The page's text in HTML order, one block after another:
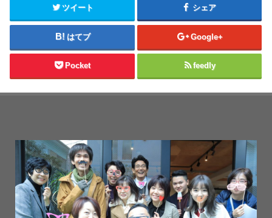
ツイート シェア
はてブ Google+
Pocket feedly